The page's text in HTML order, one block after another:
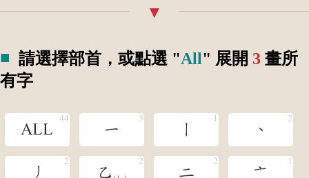
請選擇部首，或點選 "All" 展開 3 畫所
有字
ALL 一 丨 丶
丿 乙 二 亠